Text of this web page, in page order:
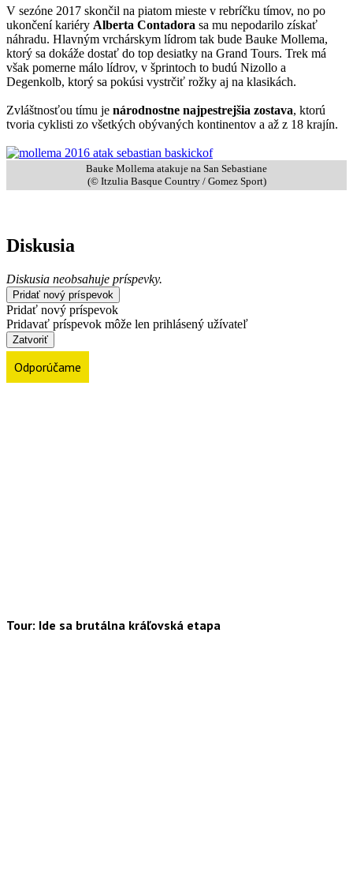
V sezóne 2017 skončil na piatom mieste v rebríčku tímov, no po
ukončení kariéry Alberta Contadora sa mu nepodarilo získať
náhradu. Hlavným vrchárskym lídrom tak bude Bauke Mollema,
ktorý sa dokáže dostať do top desiatky na Grand Tours. Trek má
však pomerne málo lídrov, v šprintoch to budú Nizollo a
Degenkolb, ktorý sa pokúsi vystrčiť rožky aj na klasikách.
Zvláštnosťou tímu je národnostne najpestrejšia zostava, ktorú
tvoria cyklisti zo všetkých obývaných kontinentov a až z 18 krajín.
Bauke Mollema atakuje na San Sebastiane
(© Itzulia Basque Country / Gomez Sport)
Diskusia
Diskusia neobsahuje príspevky.
Pridať nový príspevok
Pridať nový príspevok
Pridavať príspevok môže len prihlásený užívateľ
Zatvoriť
Odporúčame
Tour: Ide sa brutálna kráľovská etapa